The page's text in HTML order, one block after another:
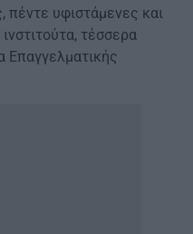
πέντε υφιστάμενες και
τέσσερα
Επαγγελματικής